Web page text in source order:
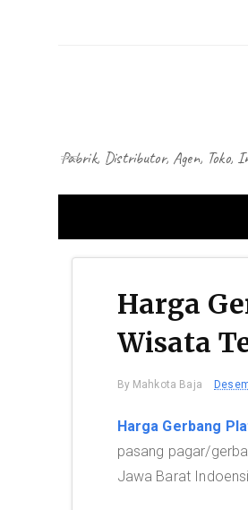
Pabrik, Distributor, Agen, Toko,
Harga
Wisata
By Mahkota Baja
Harga Gerbang
pasang pagar/
Jawa Barat